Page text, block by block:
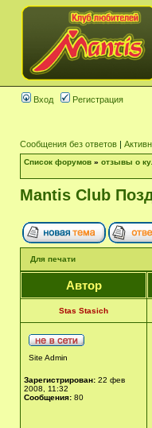
Вход Регистрация
Сообщения без ответов |
Список форумов » отзывы о
Mantis Club
Для печати
Автор
Stas Stasich
Site Admin
Зарегистрирован: 22 фев
2008, 11:32
Сообщения: 80